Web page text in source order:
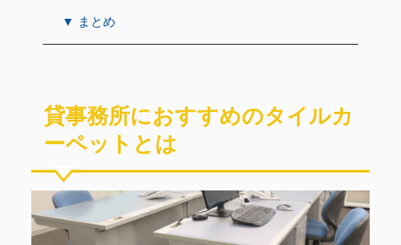
▼ まとめ
貸事務所におすすめのタイルカ
ーペットとは